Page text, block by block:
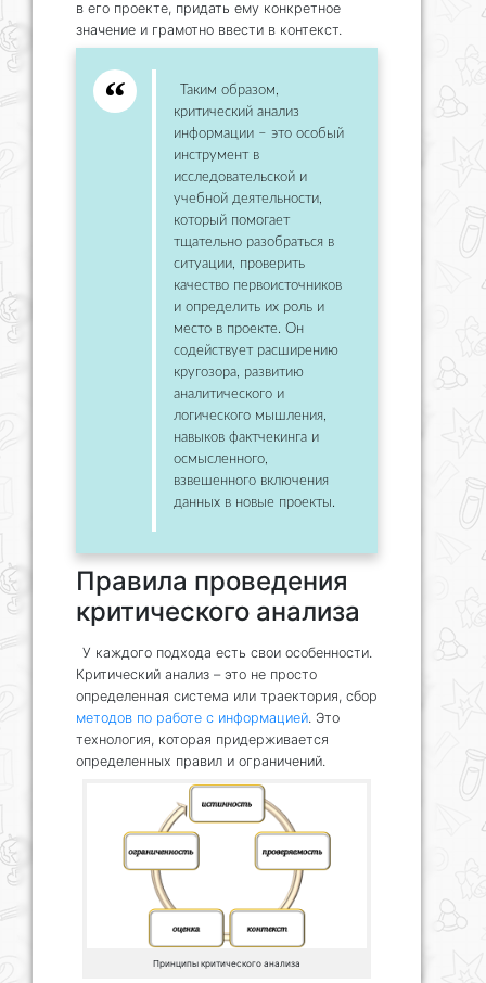
в его проекте, придать ему конкретное
значение и грамотно ввести в контекст.
Таким образом,
критический анализ
информации – это особый
инструмент в
исследовательской и
учебной деятельности,
который помогает
тщательно разобраться в
ситуации, проверить
качество первоисточников
и определить их роль и
место в проекте. Он
содействует расширению
кругозора, развитию
аналитического и
логического мышления,
навыков фактчекинга и
осмысленного,
взвешенного включения
данных в новые проекты.
Правила проведения
критического анализа
У каждого подхода есть свои особенности.
Критический анализ – это не просто
определенная система или траектория, сбор
методов по работе с информацией . Это
технология, которая придерживается
определенных правил и ограничений.
Принципы критического анализа